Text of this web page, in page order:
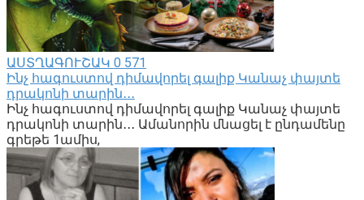
ԱՍՏՂԱԳՈՒՇԱԿ 0 571
Ինչ հագուստով դիմավորել գալիք Կանաչ փայտե
դրակոնի տարին․․․
Ինչ հագուստով դիմավորել գալիք Կանաչ փայտե
դրակոնի տարին․․․ Ամանորին մնացել է ընդամենը
գրեթե 1ամիս,